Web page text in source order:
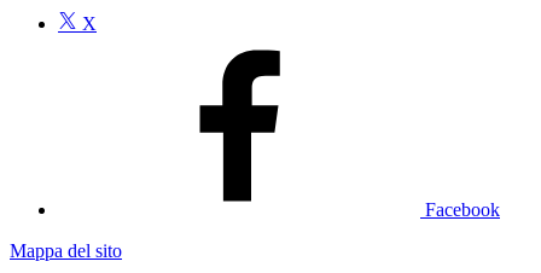
X
Facebook
Mappa del sito